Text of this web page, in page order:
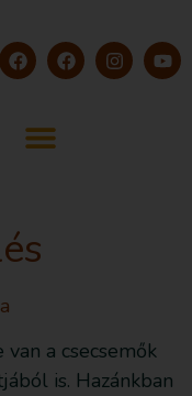
a csecsemők
is. Hazánkban